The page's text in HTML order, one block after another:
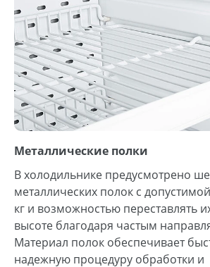
Металлические полки
В холодильнике предусмотрено
металлических полок с
кг и возможностью переставлять
высоте благодаря частым
Материал полок обеспечивает
надежную процедуру обработки и